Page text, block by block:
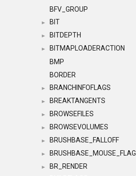
BFV_GROUP
► BIT
► BITDEPTH
►
BITMAPLOADERACTION
BMP
BORDER
► BRANCHINFOFLAGS
► BREAKTANGENTS
► BROWSEFILES
► BROWSEVOLUMES
► BRUSHBASE_FALLOFF
► BRUSHBASE_MOUSE_FLAG
► BR_RENDER